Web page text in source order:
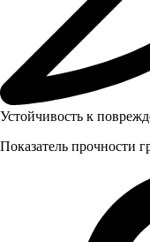
Устойчивость к
Показатель прочности